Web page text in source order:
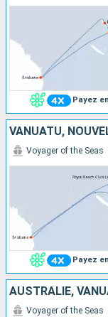
Payez
Payez
Voyager of the Seas
AUSTRALIE,
Voyager of the Seas